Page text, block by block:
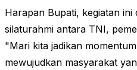
Harapan Bupati, kegiatan
silaturahmi antara TNI,
"Mari kita jadikan
mewujudkan masyarakat